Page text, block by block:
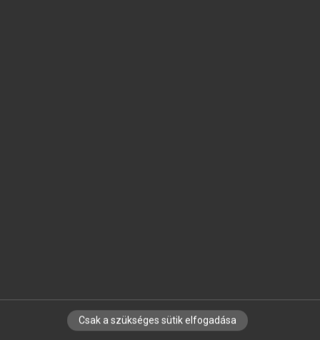
IRATKOZZ FEL HÍRLEVELÜNKRE!
Csak a szükséges sütik elfogadása